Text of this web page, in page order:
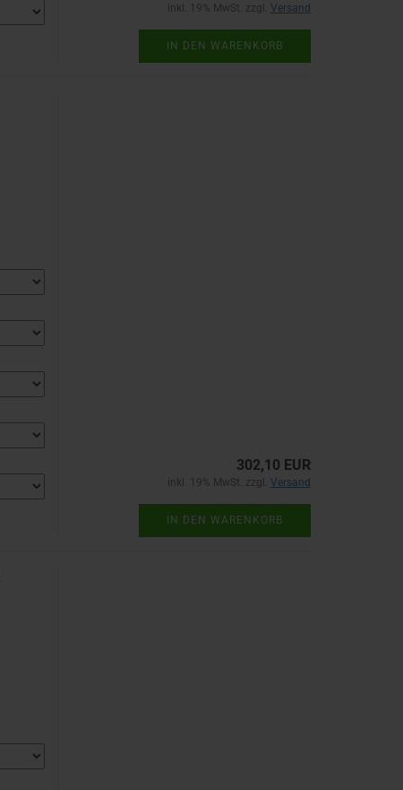
inkl. 19% MwSt. zzgl. Versand
IN DEN WARENKORB
302,10 EUR
inkl. 19% MwSt. zzgl. Versand
IN DEN WARENKORB